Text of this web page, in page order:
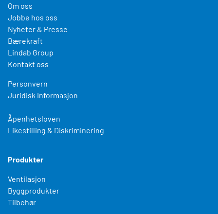
Om oss
Jobbe hos oss
Nyheter & Presse
Bærekraft
Lindab Group
Kontakt oss
Personvern
Juridisk Informasjon
Åpenhetsloven
Likestilling & Diskriminering
Produkter
Ventilasjon
Byggprodukter
Tilbehør